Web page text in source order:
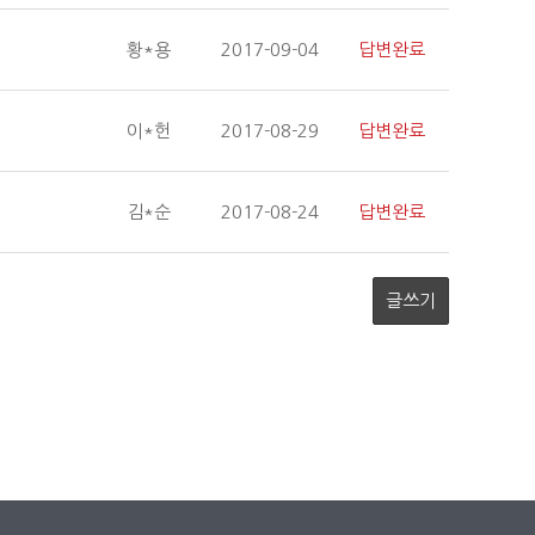
황*용 2017-09-04 답변완료
이*헌 2017-08-29 답변완료
김*순 2017-08-24 답변완료
글쓰기